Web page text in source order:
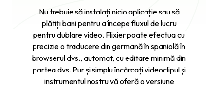
Nu trebuie să instalați nicio aplicație sau să
plătiți bani pentru a începe fluxul de lucru
pentru dublare video. Flixier poate efectua cu
precizie o traducere din germană în spaniolă în
browserul dvs., automat, cu editare minimă din
partea dvs. Pur și simplu încărcați videoclipul și
instrumentul nostru vă oferă o versiune